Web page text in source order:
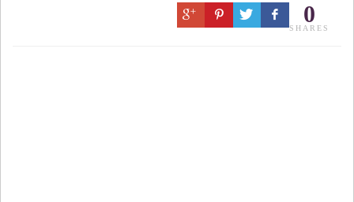
0
SHARES